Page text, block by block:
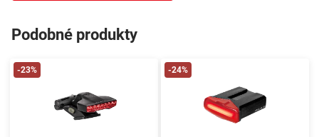
Podobné produkty
-23% -24%